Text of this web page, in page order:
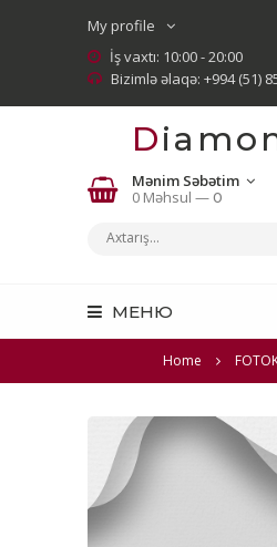
My profile
İş vaxtı: 10:00 - 20:00
Bizimlə əlaqə: +994 (51)
Mənim Səbətim
0 Məhsul —0
МЕНЮ
Home